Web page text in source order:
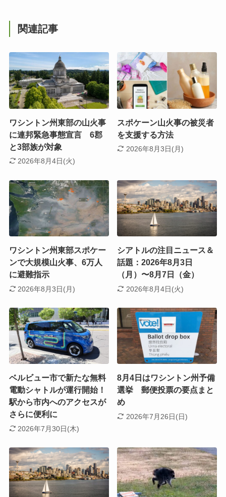
関連記事
ワシントン州東部の山火事
に連邦緊急事態宣言 6郡
と3部族が対象
2026年8月4日(火)
スポケーン山火事の被災者
を支援する方法
2026年8月3日(月)
ワシントン州東部スポケー
ンで大規模山火事、6万人
に避難指示
2026年8月3日(月)
シアトルの注目ニュース＆
話題：2026年8月3日
（月）〜8月7日（金）
2026年8月4日(火)
ベルビュー市で新たな無料
電動シャトルが運行開始！
駅から市内へのアクセスが
さらに便利に
2026年7月30日(木)
8月4日はワシントン州予備
選挙 郵便投票の要点まと
め
2026年7月26日(日)